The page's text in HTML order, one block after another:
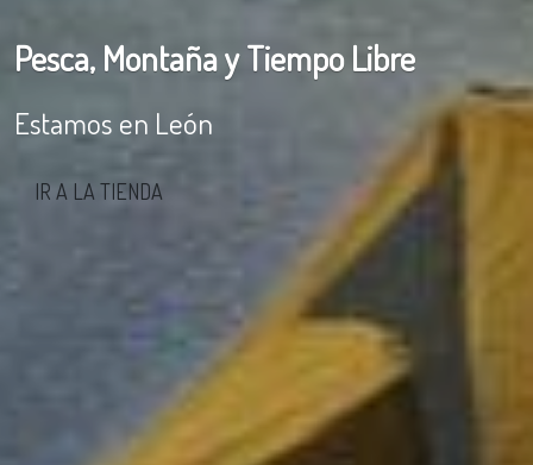
Pesca, Montaña y Tiempo Libre
Estamos en León
IR A LA TIENDA